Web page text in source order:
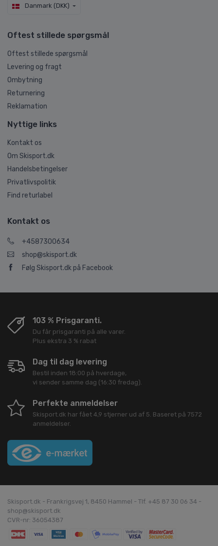
Danmark (DKK)
Oftest stillede spørgsmål
Oftest stillede spørgsmål
Levering og fragt
Ombytning
Returnering
Reklamation
Nyttige links
Kontakt os
Om Skisport.dk
Handelsbetingelser
Privatlivspolitik
Find returlabel
Kontakt os
+4587300634
shop@skisport.dk
Følg Skisport.dk på Facebook
103 % Prisgaranti.
Du får prisgaranti på alle varer.
Plus ekstra 3 % rabat
Dag til dag levering
Bestil inden 18:00 på hverdage,
vi sender samme dag (16:30 fredag).
Perfekte anmeldelser
Skisport.dk har fået 4,9 stjerner ud af 5. Baseret på 7572
anmeldelser.
Skisport.dk - Frankrigsvej 1, 8450 Hammel - Tlf. +45 87 30 06 34 -
shop@skisport.dk
CVR-nr: 36054387